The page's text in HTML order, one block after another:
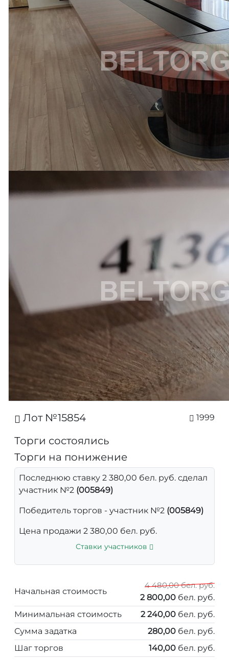
Лот №15854 1999
Торги состоялись
Торги на понижение
Последнюю ставку 2 380,00 бел. руб. сделал
участник №2 (005849)
Победитель торгов - участник №2 (005849)
Цена продажи 2 380,00 бел. руб.
Ставки участников
Начальная стоимость
4 480,00 бел. руб.
2 800,00 бел. руб.
Минимальная стоимость
2 240,00 бел. руб.
Сумма задатка
280,00 бел. руб.
Шаг торгов
140,00 бел. руб.